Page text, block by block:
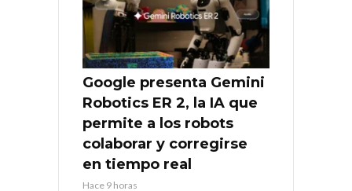
Google presenta Gemini
Robotics ER 2, la IA que
permite a los robots
colaborar y corregirse
en tiempo real
Hace 9 horas